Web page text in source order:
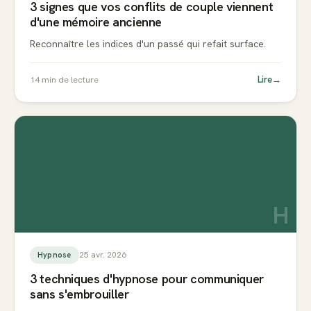
3 signes que vos conflits de couple viennent
d'une mémoire ancienne
Reconnaître les indices d'un passé qui refait surface.
14min de lecture Lire→
H
Hypnose 25 avr. 2026
3 techniques d'hypnose pour communiquer
sans s'embrouiller